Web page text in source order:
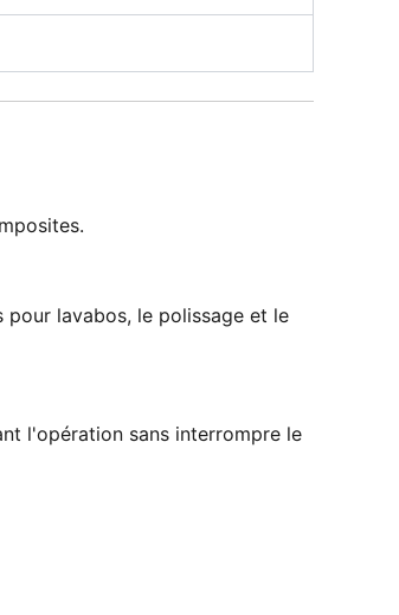
pour lavabos, le polissage et le
l'opération sans interrompre le